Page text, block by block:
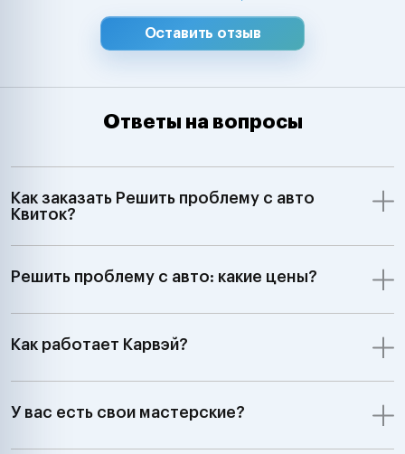
Оставить отзыв
Ответы на вопросы
Как заказать Решить проблему с авто
Квиток?
Решить проблему с авто: какие цены?
Как работает Карвэй?
У вас есть свои мастерские?